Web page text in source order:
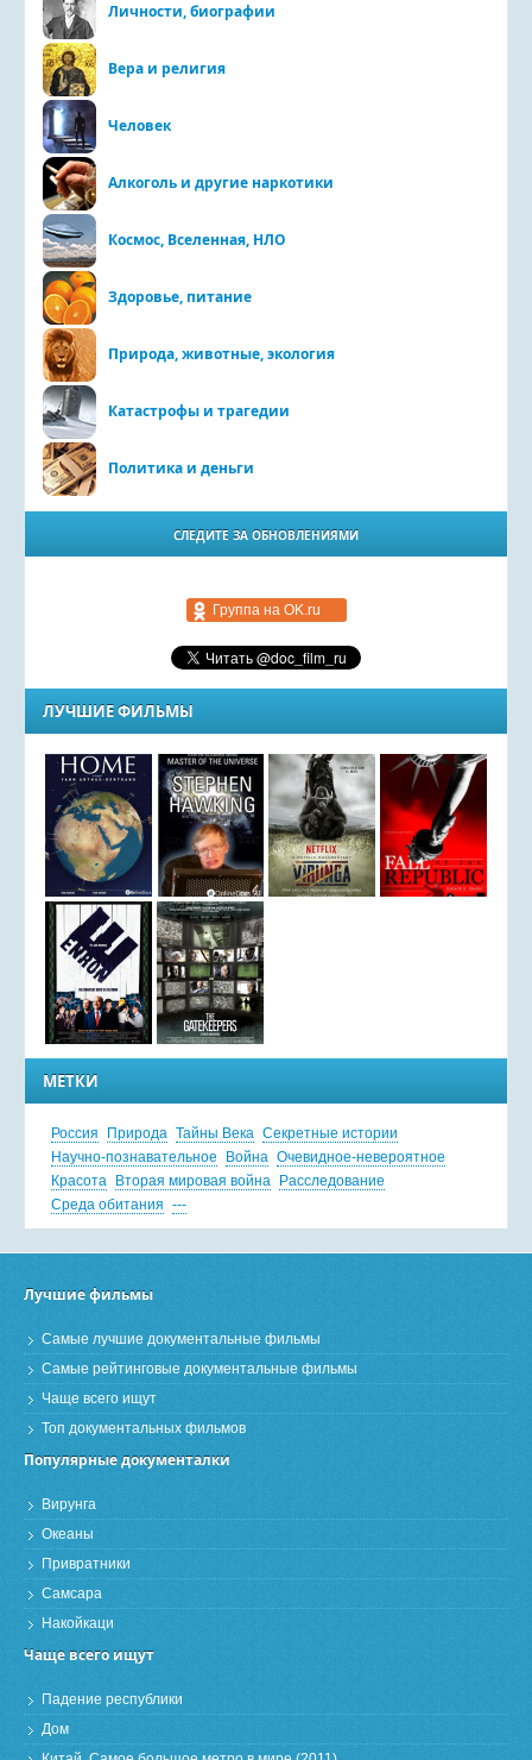
Личности, биографии
Вера и религия
Человек
Алкоголь и другие наркотики
Космос, Вселенная, НЛО
Здоровье, питание
Природа, животные, экология
Катастрофы и трагедии
Политика и деньги
СЛЕДИТЕ ЗА ОБНОВЛЕНИЯМИ
Группа на OK.ru
ЛУЧШИЕ ФИЛЬМЫ
МЕТКИ
Россия Природа Тайны Века Секретные истории
Научно-познавательное
Война Очевидное-невероятное
Красота
Вторая мировая война
Расследование
Среда обитания ---
Лучшие фильмы
Самые лучшие документальные фильмы
Самые рейтинговые документальные фильмы
Чаще всего ищут
Топ документальных фильмов
Популярные документалки
Вирунга
Океаны
Привратники
Самсара
Накойкаци
Чаще всего ищут
Падение республики
Дом